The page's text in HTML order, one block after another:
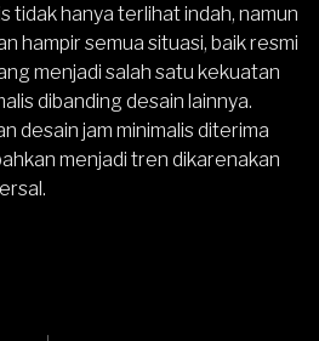
tidak hanya terlihat indah, namun
hampir semua situasi, baik resmi
menjadi salah satu kekuatan
dibanding desain lainnya.
desain jam minimalis diterima
menjadi tren dikarenakan